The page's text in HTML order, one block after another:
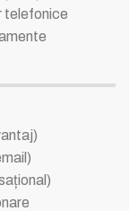
telefonice